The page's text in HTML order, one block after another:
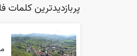
پربازدیدترین کلمات